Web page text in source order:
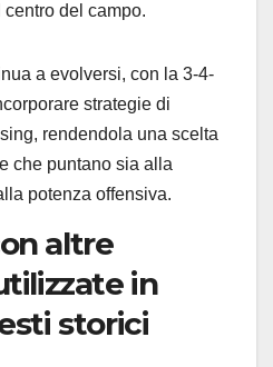
del campo.
a evolversi, con la 3-4-
strategie di
rendendola una scelta
che puntano sia alla
potenza offensiva.
altre
in
storici